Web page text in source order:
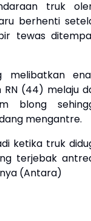
truk
berhenti
tewas
melibatkan
RN (44) melaju
blong
mengantre.
ketika truk
terjebak
(Antara)